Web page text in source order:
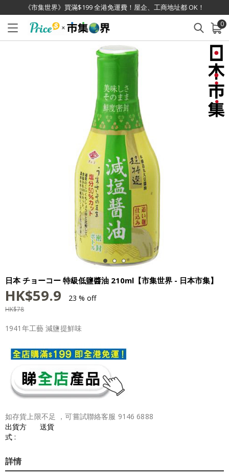
《市集世界》買滿$199 全港免運費！屋企、工商地址都 OK！
0
已加入購物車 查看
日本 チョーコー 特級低鹽醬油 210ml【市集世界 - 日本市集】
HK$59.9 23 % off
HK$78
1941年工藝 減鹽提鮮味
如存貨上限不足 ，可嘗試聯絡客服 9146 6888
出貨方
式 :
送貨
詳情